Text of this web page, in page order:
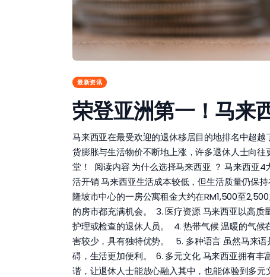
最新资讯
荣登亚洲第一！马来
马来西亚在最受欢迎的退休移居目的地排名中超
货膨胀与生活物价不断地上涨，许多退休人士向
堂！ 阅读内容 为什么选择马来西亚 ？ 马来西亚
活开销 马来西亚生活成本较低，但生活质量仍保
隆坡市中心的一房公寓租金大约在RM1,500至
的房市都充满机会。 3. 医疗资源 马来西亚以高
护理或检查的退休人员。 4. 热带气候 温暖的气候
害较少，具有独特优势。 5. 多种语言 虽然马来
碍，生活更加便利。 6. 多元文化 马来西亚拥有丰
谐，让退休人士能放心融入其中，也能体验到多